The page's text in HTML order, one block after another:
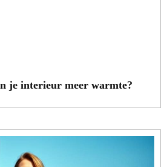
je interieur meer warmte?